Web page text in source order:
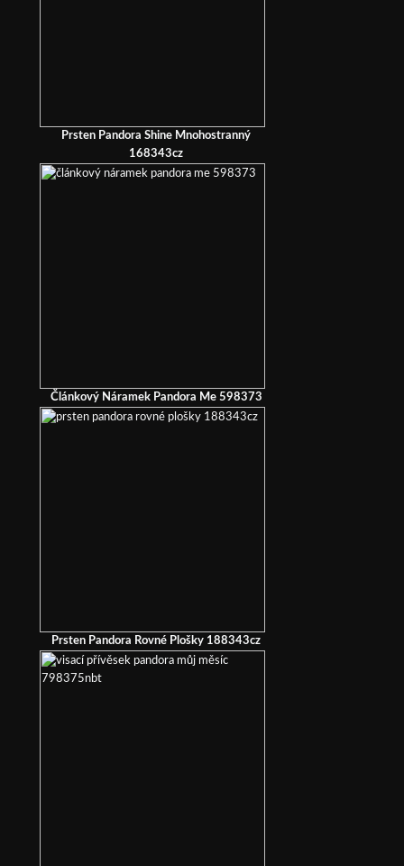
Prsten Pandora Shine Mnohostranný
168343cz
Článkový Náramek Pandora Me 598373
Prsten Pandora Rovné Plošky 188343cz